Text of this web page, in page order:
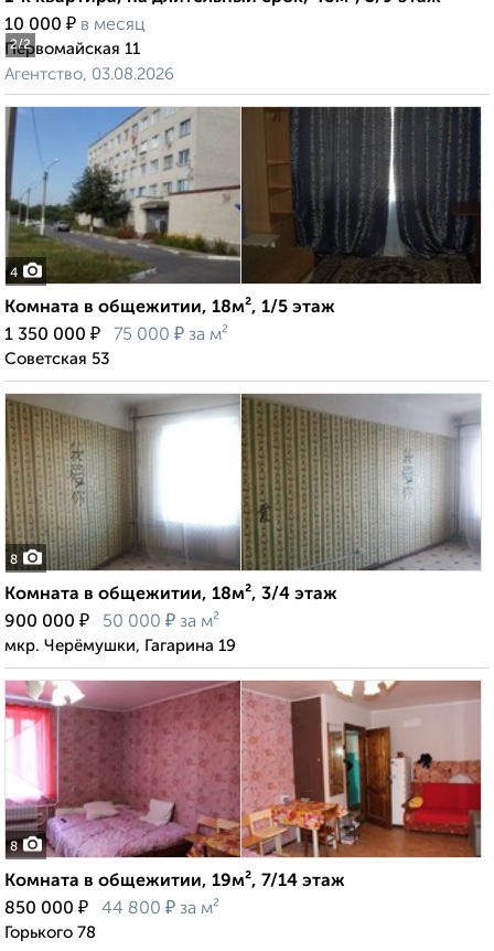
2/2
10 000 ₽ в месяц
Первомайская 11
Агентство, 03.08.2026
4
Комната в общежитии, 18м², 1/5 этаж
1 350 000 ₽ 75 000 ₽ за м²
Советская 53
8
Комната в общежитии, 18м², 3/4 этаж
900 000 ₽ 50 000 ₽ за м²
мкр. Черёмушки, Гагарина 19
8
Комната в общежитии, 19м², 7/14 этаж
850 000 ₽ 44 800 ₽ за м²
Горького 78